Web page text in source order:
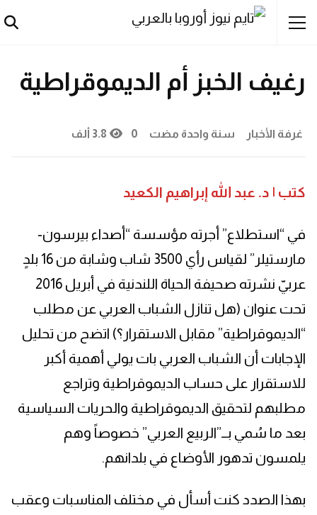
رغيف الخبز أم الديموقراطية
غرفة الأخبار سنة واحدة مضت 0 3.8 ألف
كتب | د. عبد الله إبراهيم الكعيد
في “استطلاع” أجرته مؤسسة “أصداء بيرسون-
مارستيلر” لقياس رأي 3500 شاب وشابة من 16 بلدٍ
عربيّ نشرته صحيفة الحياة اللندنية في أبريل 2016
تحت عنوان (هل تنازل الشباب العربي عن مطلب
“الديموقراطية” مقابل الاستقرار؟) اتضح من تحليل
الإجابات أن الشباب العربي بات يولي أهمية أكبر
للاستقرار على حساب الديموقراطية وتراجع
مطلبهم لتحقيق الديموقراطية والحريات السياسية
بعد ما سُمي بــ”الربيع العربي” خصوصاً وهم
يلمسون تدهور الأوضاع في بلدانهم.
بهذا الصدد كنت أسأل في مختلف المناسبات وعقب